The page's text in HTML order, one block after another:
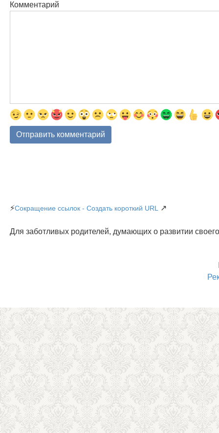
Комментарий
⚡Сокращение ссылок - Создать короткий URL ↗
Для заботливых родителей, думающих о развитии